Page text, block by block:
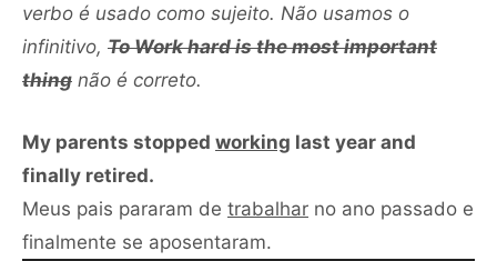
verbo é usado como sujeito. Não usamos o
infinitivo, To Work hard is the most important
thing não é correto.
My parents stopped working last year and
finally retired.
Meus pais pararam de trabalhar no ano passado e
finalmente se aposentaram.